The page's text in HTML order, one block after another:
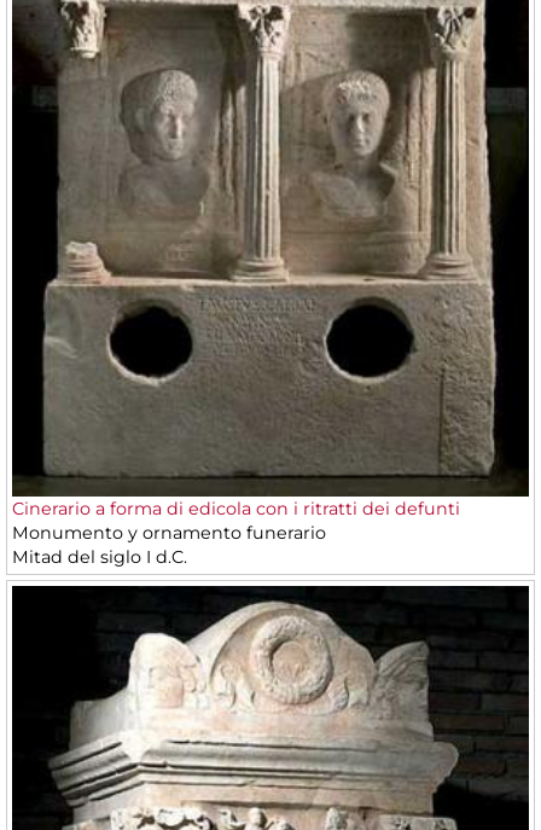
Cinerario a forma di edicola con i ritratti dei defunti
Monumento y ornamento funerario
Mitad del siglo I d.C.